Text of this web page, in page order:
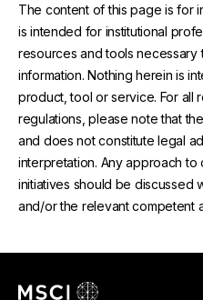
The content of this page is for
is intended for institutional
resources and tools
information. Nothing herein is
product, tool or service. For all
regulations, please note that
and does not constitute legal
interpretation. Any approach
initiatives should be discussed
and/or the relevant competent